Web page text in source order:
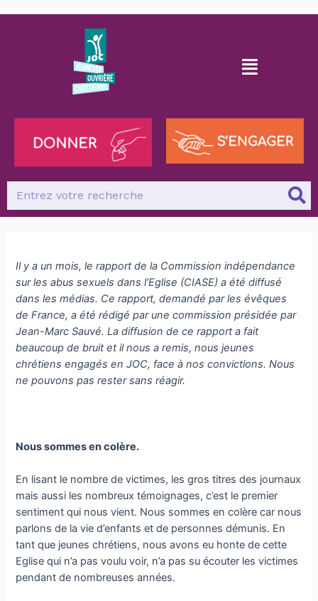
Il y a un mois, le rapport de la Commission indépendance
sur les abus sexuels dans l’Eglise (CIASE) a été diffusé
dans les médias. Ce rapport, demandé par les évêques
de France, a été rédigé par une commission présidée par
Jean-Marc Sauvé. La diffusion de ce rapport a fait
beaucoup de bruit et il nous a remis, nous jeunes
chrétiens engagés en JOC, face à nos convictions. Nous
ne pouvons pas rester sans réagir.
Nous sommes en colère.
En lisant le nombre de victimes, les gros titres des journaux
mais aussi les nombreux témoignages, c’est le premier
sentiment qui nous vient. Nous sommes en colère car nous
parlons de la vie d’enfants et de personnes démunis. En
tant que jeunes chrétiens, nous avons eu honte de cette
Eglise qui n’a pas voulu voir, n’a pas su écouter les victimes
pendant de nombreuses années.